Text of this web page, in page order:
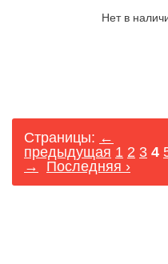
Нет в
Страницы: ←
предыдущая 1 2 3 4
→
Последняя ›